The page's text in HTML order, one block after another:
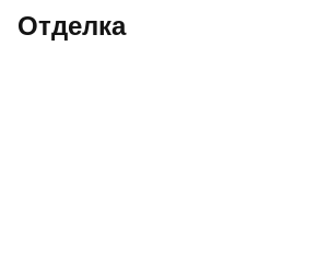
Отделка